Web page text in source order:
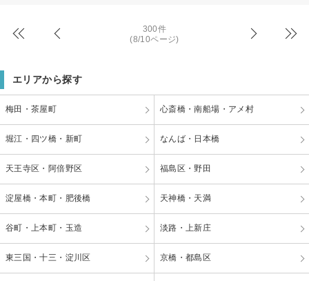
300件
(8/10ページ)
エリアから探す
梅田・茶屋町 心斎橋・南船場・アメ村
堀江・四ツ橋・新町 なんば・日本橋
天王寺区・阿倍野区 福島区・野田
淀屋橋・本町・肥後橋 天神橋・天満
谷町・上本町・玉造 淡路・上新庄
東三国・十三・淀川区 京橋・都島区